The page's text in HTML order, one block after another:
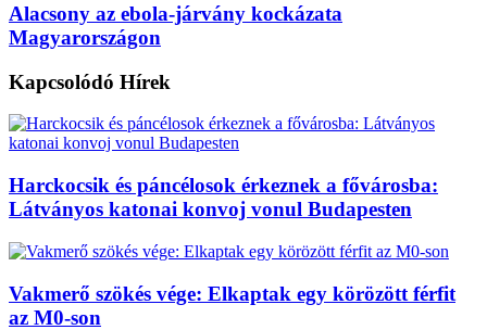
Alacsony az ebola-járvány kockázata
Magyarországon
Kapcsolódó Hírek
Harckocsik és páncélosok érkeznek a fővárosba:
Látványos katonai konvoj vonul Budapesten
Vakmerő szökés vége: Elkaptak egy körözött férfit
az M0-son